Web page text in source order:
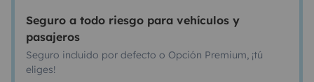
Seguro a todo riesgo para vehículos y
pasajeros
Seguro incluido por defecto o Opción Premium, ¡tú
eliges!